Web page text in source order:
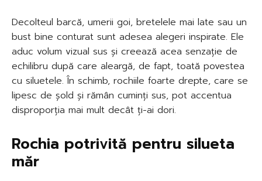
Decolteul barcă, umerii goi, bretelele mai late sau un
bust bine conturat sunt adesea alegeri inspirate. Ele
aduc volum vizual sus și creează acea senzație de
echilibru după care aleargă, de fapt, toată povestea
cu siluetele. În schimb, rochiile foarte drepte, care se
lipesc de șold și rămân cuminți sus, pot accentua
disproporția mai mult decât ți-ai dori.
Rochia potrivită pentru silueta
măr